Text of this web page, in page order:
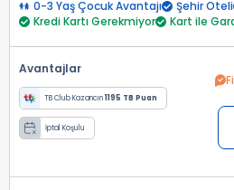
0-3 Yaş Çocuk Avantajı Şehir Oteli
Kredi Kartı Gerekmiyor
Kart ile
Avantajlar
TB Club Kazancın1195 TB Puan
İptal Koşulu